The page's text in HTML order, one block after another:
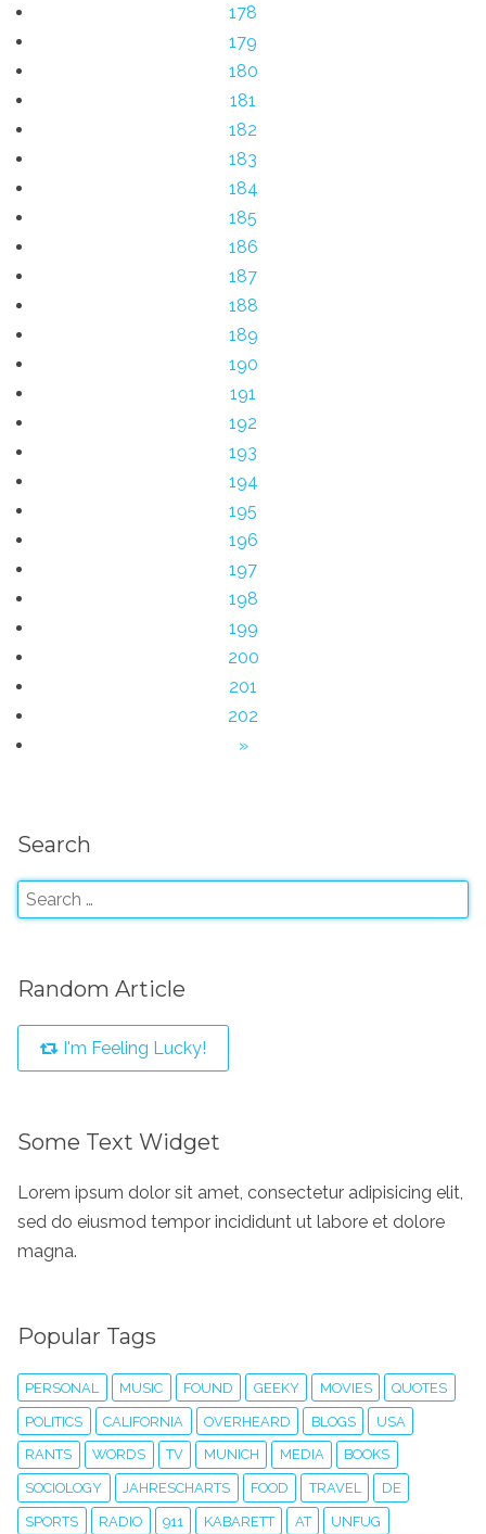
178
179
180
181
182
183
184
185
186
187
188
189
190
191
192
193
194
195
196
197
198
199
200
201
202
»
Search
Random Article
I'm Feeling Lucky!
Some Text Widget
Lorem ipsum dolor sit amet, consectetur adipisicing elit,
sed do eiusmod tempor incididunt ut labore et dolore
magna.
Popular Tags
PERSONAL MUSIC FOUND GEEKY MOVIES QUOTES
POLITICS CALIFORNIA OVERHEARD BLOGS USA
RANTS WORDS TV MUNICH MEDIA BOOKS
SOCIOLOGY JAHRESCHARTS FOOD TRAVEL DE
SPORTS RADIO 911 KABARETT AT UNFUG